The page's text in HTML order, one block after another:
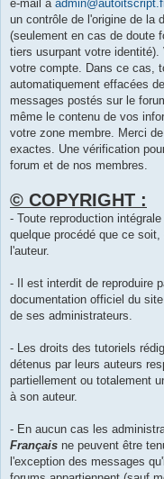
e-mail à
un contrôle de l'origine de la
(seulement en cas de doute
tiers usurpant votre
votre compte. Dans ce cas,
automatiquement effacées
messages postés sur le
même le contenu de vos
votre zone membre. Merci
exactes. Une vérification
forum et de nos membres.
© COPYRIGHT :
- Toute reproduction
quelque procédé que ce
l'auteur.
- Il est interdit de reproduire
documentation officiel du site
de ses administrateurs.
- Les droits des tutoriels
détenus par leurs auteurs
partiellement ou totalement
à son auteur.
- En aucun cas les
Français ne peuvent être
l'exception des messages